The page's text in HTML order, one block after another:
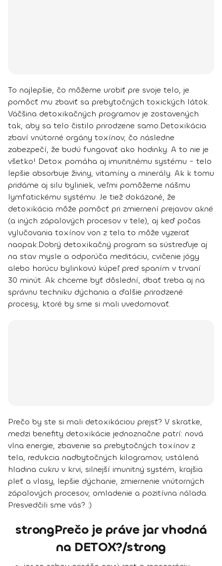
To najlepšie, čo môžeme urobiť pre svoje telo, je
pomôcť mu zbaviť sa prebytočných toxických látok.
Väčšina detoxikačných programov je zostavených
tak, aby sa telo čistilo prirodzene samo.Detoxikácia
zbaví vnútorné orgány toxínov, čo následne
zabezpečí, že budú fungovať ako hodinky. A to nie je
všetko! Detox pomáha aj imunitnému systému - telo
lepšie absorbuje živiny, vitamíny a minerály. Ak k tomu
pridáme aj silu byliniek, veľmi pomôžeme nášmu
lymfatickému systému. Je tiež dokázané, že
detoxikácia môže pomôcť pri zmiernení prejavov akné
(a iných zápalových procesov v tele), aj keď počas
vylučovania toxínov von z tela to môže vyzerať
naopak.Dobrý detoxikačný program sa sústreďuje aj
na stav mysle a odporúča meditáciu, cvičenie jógy
alebo horúcu bylinkovú kúpeľ pred spaním v trvaní
30 minút. Ak chceme byť dôslední, dbať treba aj na
správnu techniku dýchania a ďalšie prirodzené
procesy, ktoré by sme si mali uvedomovať.
Prečo by ste si mali detoxikáciou prejsť? V skratke,
medzi benefity detoxikácie jednoznačne patrí: nová
vlna energie, zbavenie sa prebytočných toxínov z
tela, redukcia nadbytočných kilogramov, ustálená
hladina cukru v krvi, silnejší imunitný systém, krajšia
pleť a vlasy, lepšie dýchanie, zmiernenie vnútorných
zápalových procesov, omladenie a pozitívna nálada.
Presvedčili sme vás? :)
strongPrečo je práve jar vhodná
na DETOX?/strong